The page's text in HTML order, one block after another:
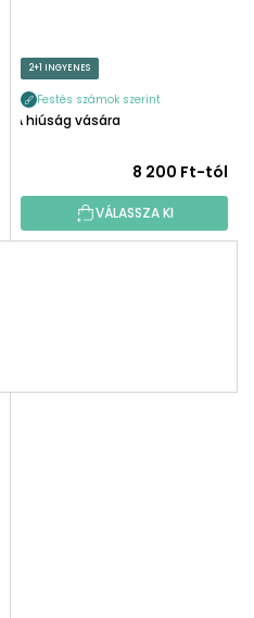
2+1 INGYENES
Festés számok szerint
A hiúság vására
8 200 Ft-tól
VÁLASSZA KI